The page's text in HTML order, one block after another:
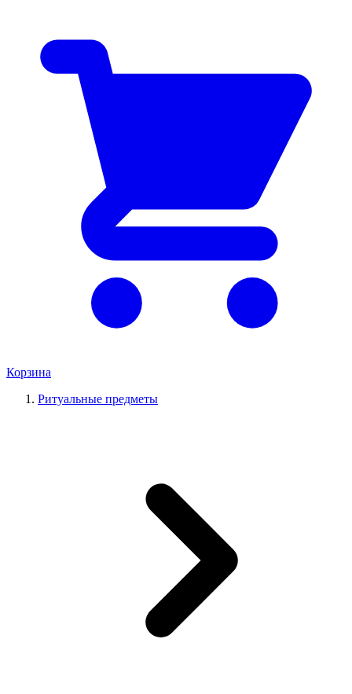
Корзина
Ритуальные предметы